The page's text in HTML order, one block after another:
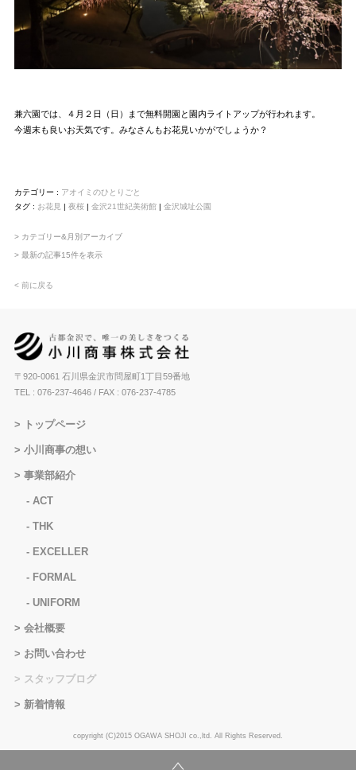
兼六園では、４月２日（日）まで無料開園と園内ライトアップが行われます。
今週末も良いお天気です。みなさんもお花見いかがでしょうか？
カテゴリー : アオイミのひとりごと
タグ : お花見 | 夜桜| 金沢21世紀美術館| 金沢城址公園
> カテゴリー&月別アーカイブ
> 最新の記事15件を表示
< 前に戻る
〒920-0061 石川県金沢市問屋町1丁目59番地
TEL : 076-237-4646/ FAX : 076-237-4785
トップページ
小川商事の想い
事業部紹介
ACT
THK
EXCELLER
FORMAL
UNIFORM
会社概要
お問い合わせ
スタッフブログ
新着情報
copyright (C)2015 OGAWA SHOJI co.,ltd. All Rights Reserved.